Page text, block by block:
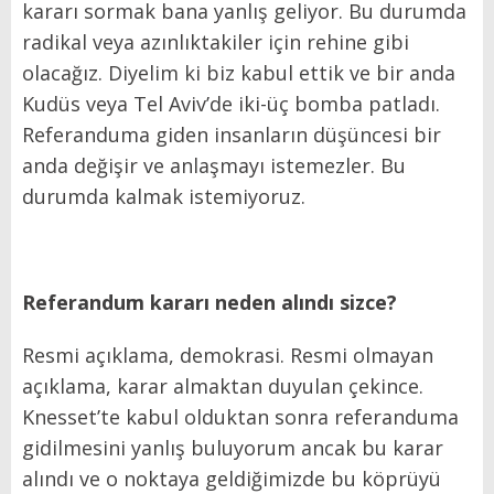
kararı sormak bana yanlış geliyor. Bu durumda
radikal veya azınlıktakiler için rehine gibi
olacağız. Diyelim ki biz kabul ettik ve bir anda
Kudüs veya Tel Aviv’de iki-üç bomba patladı.
Referanduma giden insanların düşüncesi bir
anda değişir ve anlaşmayı istemezler. Bu
durumda kalmak istemiyoruz.
Referandum kararı neden alındı sizce?
Resmi açıklama, demokrasi. Resmi olmayan
açıklama, karar almaktan duyulan çekince.
Knesset’te kabul olduktan sonra referanduma
gidilmesini yanlış buluyorum ancak bu karar
alındı ve o noktaya geldiğimizde bu köprüyü